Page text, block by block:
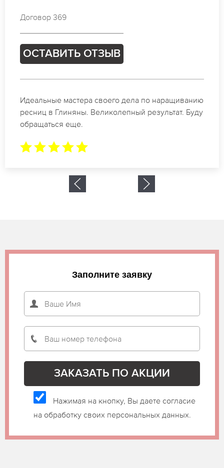
Договор 787
ОСТАВИТЬ ОТЗЫВ
Спасибо огромное. Заказывала наращивание
ресниц в Глиняны для мероприятия. За 2 часа
все было готово.
Заполните заявку
Нажимая на кнопку, Вы даете согласие
на обработку своих персональных данных.